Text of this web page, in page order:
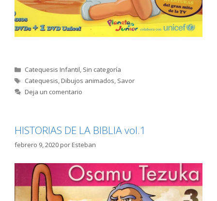
Categorías
Catequesis Infantil, Sin categoría
Etiquetas
Catequesis,Dibujos animados, Savor
Deja un comentario
HISTORIAS DE LA BIBLIA vol.1
febrero 9, 2020porEsteban